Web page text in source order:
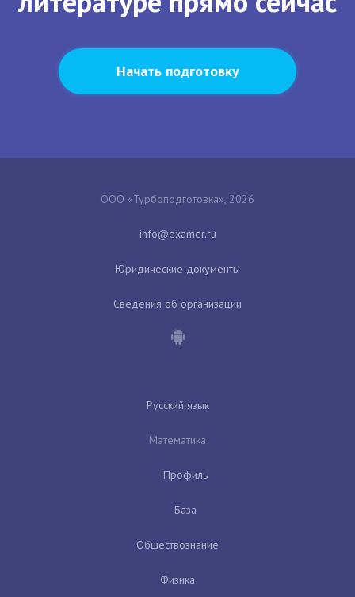
Начать подготовку
ООО «Турбоподготовка», 2026
Юридические документы
Сведения об организации
Русский язык
Математика
Профиль
База
Обществознание
Физика